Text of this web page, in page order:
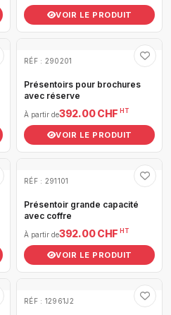
VOIR LE PRODUIT
RÉF : 290201
Présentoirs pour brochures
avec réserve
À partir de392.00 CHF HT
VOIR LE PRODUIT
RÉF : 291101
Présentoir grande capacité
avec coffre
À partir de392.00 CHF HT
VOIR LE PRODUIT
RÉF : 12961J2